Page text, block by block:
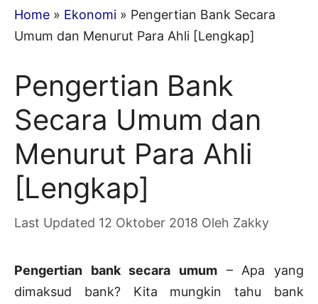
Home » Ekonomi » Pengertian Bank Secara
Umum dan Menurut Para Ahli [Lengkap]
Pengertian Bank
Secara Umum dan
Menurut Para Ahli
[Lengkap]
12 Oktober 2018 Oleh Zakky
Pengertian bank secara umum – Apa yang
dimaksud bank? Kita mungkin tahu bank